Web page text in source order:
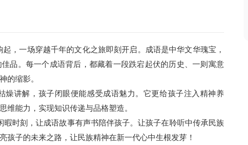
起，一场穿越千年的文化之旅即刻开启。成语是中华文华瑰宝，
品。每一个成语背后，都藏着一段跌宕起伏的历史、一则寓意
的缩影。
讲解，孩子闭眼便能感受成语魅力。它更给孩子注入精神养
维能力，实现知识传递与品格塑造。
时刻，让成语故事有声书陪伴孩子。让孩子在聆听中传承民族
孩子的未来之路，让民族精神在新一代心中生根发芽！